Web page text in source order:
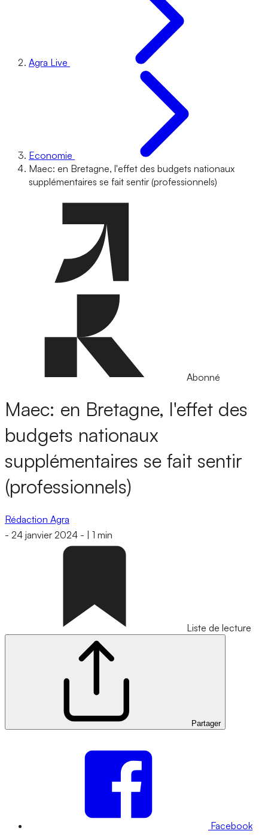
Agra Live
Economie
Maec: en Bretagne, l'effet des budgets nationaux
supplémentaires se fait sentir (professionnels)
Abonné
Maec: en Bretagne, l'effet des
budgets nationaux
supplémentaires se fait sentir
(professionnels)
Rédaction Agra
- 24 janvier 2024 - 1 min
Liste de lecture
Partager
Facebook